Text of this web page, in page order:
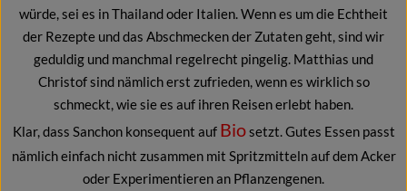
würde, sei es in Thailand oder Italien. Wenn es um die Echtheit
der Rezepte und das Abschmecken der Zutaten geht, sind wir
geduldig und manchmal regelrecht pingelig. Matthias und
Christof sind nämlich erst zufrieden, wenn es wirklich so
schmeckt, wie sie es auf ihren Reisen erlebt haben.
Klar, dass Sanchon konsequent auf Biosetzt. Gutes Essen passt
nämlich einfach nicht zusammen mit Spritzmitteln auf dem Acker
oder Experimentieren an Pflanzengenen.